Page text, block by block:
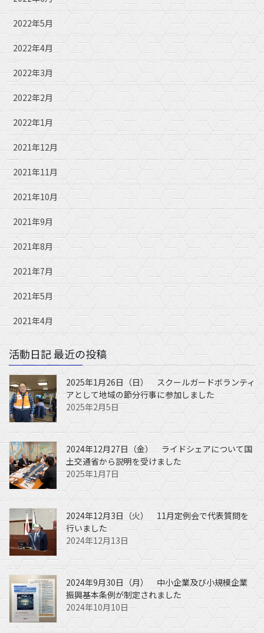
2022年5月
2022年4月
2022年3月
2022年2月
2022年1月
2021年12月
2021年11月
2021年10月
2021年9月
2021年8月
2021年7月
2021年5月
2021年4月
活動日記 最近の投稿
2025年1月26日（日） スクールガードボランティ
アとして地域の節分行事に参加しました
2025年2月5日
2024年12月27日（金） ライドシェアについて国
土交通省から説明を受けました
2025年1月7日
2024年12月3日（火） 11月定例会で代表質問を
行いました
2024年12月13日
2024年9月30日（月） 中小企業及び小規模企業
振興基本条例が制定されました
2024年10月10日